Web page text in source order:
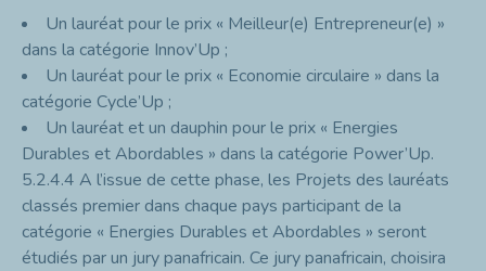
Un lauréat pour le prix « Meilleur(e) Entrepreneur(e) »
dans la catégorie Innov’Up ;
Un lauréat pour le prix « Economie circulaire » dans la
catégorie Cycle’Up ;
Un lauréat et un dauphin pour le prix « Energies
Durables et Abordables » dans la catégorie Power’Up.
5.2.4.4 A l’issue de cette phase, les Projets des lauréats
classés premier dans chaque pays participant de la
catégorie « Energies Durables et Abordables » seront
étudiés par un jury panafricain. Ce jury panafricain, choisira